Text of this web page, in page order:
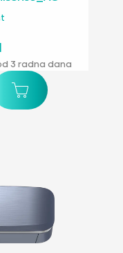
3 radna dana